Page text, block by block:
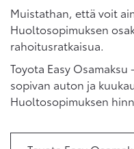
Muistathan, että voit
Huoltosopimuksen
rahoitusratkaisua.
Toyota Easy
sopivan auton ja
Huoltosopimuksen